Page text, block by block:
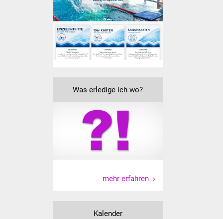
Was erledige ich wo?
mehr erfahren
Kalender